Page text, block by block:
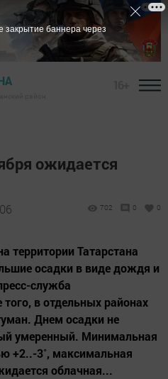
ожидается
702 0 0
территории Татарстана
осадки в виде дождя и
служба
в отдельных районах
Днем осадки не
умеренный. Минимальная
+2..-3˚, максимальная
облачная...
закрытие баннера через